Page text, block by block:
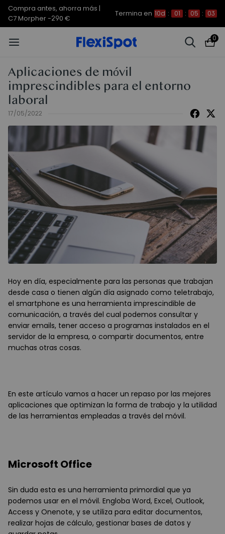
Compra antes, ahorra más |
C7 Morpher -290 €
Termina en 10d : 01 : 05 : 03
0
Aplicaciones de móvil
imprescindibles para el entorno
laboral
17/05/2022
Hoy en día, especialmente para las personas que trabajan
desde casa o tienen algún día asignado como teletrabajo,
el smartphone es una herramienta imprescindible de
comunicación, a través del cual podemos consultar y
enviar emails, tener acceso a programas instalados en el
servidor de la empresa, o compartir documentos, entre
muchas otras cosas.
En este artículo vamos a hacer un repaso por las mejores
aplicaciones que optimizan la forma de trabajo y la utilidad
de las herramientas empleadas a través del móvil.
Microsoft Office
Sin duda esta es una herramienta primordial que ya
podemos usar en el móvil. Engloba Word, Excel, Outlook,
Access y Onenote, y se utiliza para editar documentos,
realizar hojas de cálculo, gestionar bases de datos y